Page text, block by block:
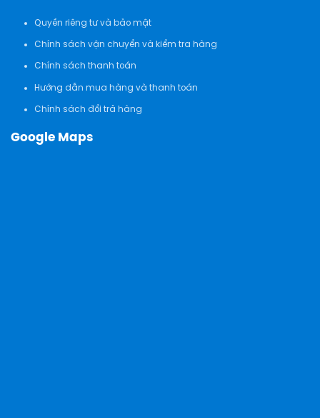
Quyền riêng tư và bảo mật
Chính sách vận chuyển và kiểm tra hàng
Chính sách thanh toán
Hướng dẫn mua hàng và thanh toán
Chính sách đổi trả hàng
Google Maps